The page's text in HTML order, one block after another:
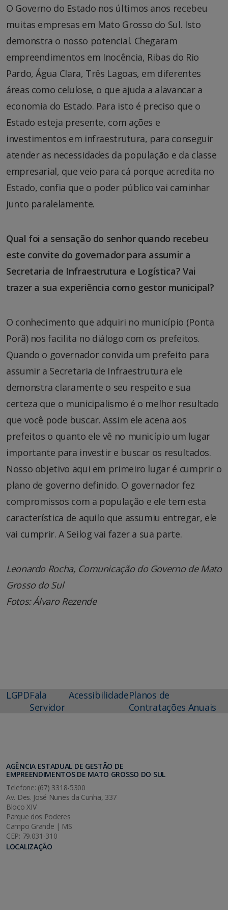
O Governo do Estado nos últimos anos recebeu
muitas empresas em Mato Grosso do Sul. Isto
demonstra o nosso potencial. Chegaram
empreendimentos em Inocência, Ribas do Rio
Pardo, Água Clara, Três Lagoas, em diferentes
áreas como celulose, o que ajuda a alavancar a
economia do Estado. Para isto é preciso que o
Estado esteja presente, com ações e
investimentos em infraestrutura, para conseguir
atender as necessidades da população e da classe
empresarial, que veio para cá porque acredita no
Estado, confia que o poder público vai caminhar
junto paralelamente.
Qual foi a sensação do senhor quando recebeu
este convite do governador para assumir a
Secretaria de Infraestrutura e Logística? Vai
trazer a sua experiência como gestor municipal?
O conhecimento que adquiri no município (Ponta
Porã) nos facilita no diálogo com os prefeitos.
Quando o governador convida um prefeito para
assumir a Secretaria de Infraestrutura ele
demonstra claramente o seu respeito e sua
certeza que o municipalismo é o melhor resultado
que você pode buscar. Assim ele acena aos
prefeitos o quanto ele vê no município um lugar
importante para investir e buscar os resultados.
Nosso objetivo aqui em primeiro lugar é cumprir o
plano de governo definido. O governador fez
compromissos com a população e ele tem esta
característica de aquilo que assumiu entregar, ele
vai cumprir. A Seilog vai fazer a sua parte.
Leonardo Rocha, Comunicação do Governo de Mato
Grosso do Sul
Fotos: Álvaro Rezende
LGPDFala
Servidor
AcessibilidadePlanos de
Contratações Anuais
AGÊNCIA ESTADUAL DE GESTÃO DE
EMPREENDIMENTOS DE MATO GROSSO DO SUL
Telefone: (67) 3318-5300
Av. Des. José Nunes da Cunha, 337
Bloco XIV
Parque dos Poderes
Campo Grande | MS
CEP: 79.031-310
LOCALIZAÇÃO